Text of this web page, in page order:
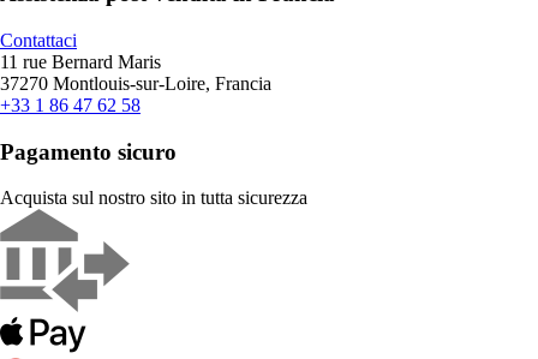
Contattaci
11 rue Bernard Maris
37270 Montlouis-sur-Loire, Francia
+33 1 86 47 62 58
Pagamento sicuro
Acquista sul nostro sito in tutta sicurezza